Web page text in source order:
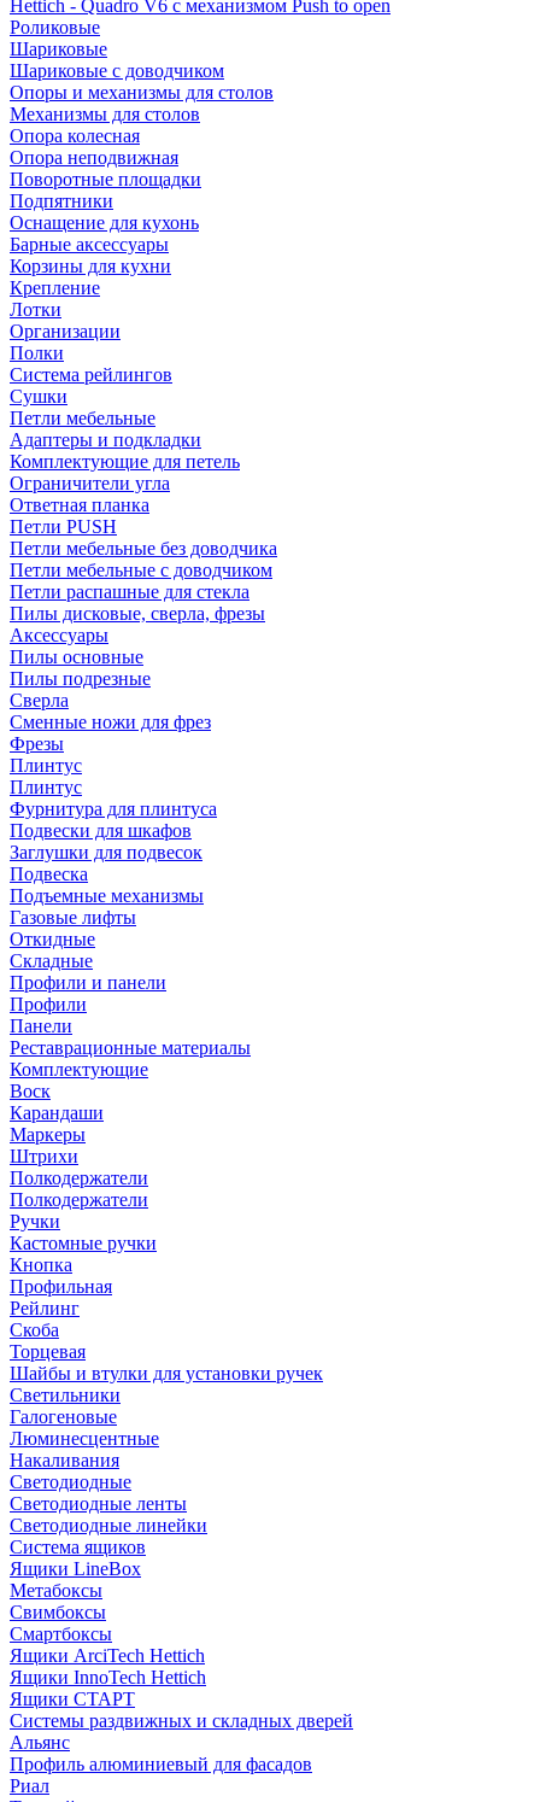
Hettich - Quadro V6 с механизмом Push to open
Роликовые
Шариковые
Шариковые с доводчиком
Опоры и механизмы для столов
Механизмы для столов
Опора колесная
Опора неподвижная
Поворотные площадки
Подпятники
Оснащение для кухонь
Барные аксессуары
Корзины для кухни
Крепление
Лотки
Организации
Полки
Система рейлингов
Сушки
Петли мебельные
Адаптеры и подкладки
Комплектующие для петель
Ограничители угла
Ответная планка
Петли PUSH
Петли мебельные без доводчика
Петли мебельные с доводчиком
Петли распашные для стекла
Пилы дисковые, сверла, фрезы
Аксессуары
Пилы основные
Пилы подрезные
Сверла
Сменные ножи для фрез
Фрезы
Плинтус
Плинтус
Фурнитура для плинтуса
Подвески для шкафов
Заглушки для подвесок
Подвеска
Подъемные механизмы
Газовые лифты
Откидные
Складные
Профили и панели
Профили
Панели
Реставрационные материалы
Комплектующие
Воск
Карандаши
Маркеры
Штрихи
Полкодержатели
Полкодержатели
Ручки
Кастомные ручки
Кнопка
Профильная
Рейлинг
Скоба
Торцевая
Шайбы и втулки для установки ручек
Светильники
Галогеновые
Люминесцентные
Накаливания
Светодиодные
Светодиодные ленты
Светодиодные линейки
Система ящиков
Ящики LineBox
Метабоксы
Свимбоксы
Смартбоксы
Ящики ArciTech Hettich
Ящики InnoTech Hettich
Ящики СТАРТ
Системы раздвижных и складных дверей
Альянс
Профиль алюминиевый для фасадов
Риал